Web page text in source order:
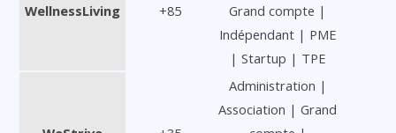
WellnessLiving +85
Grand compte |
Indépendant | PME
| Startup | TPE
Administration |
Association | Grand